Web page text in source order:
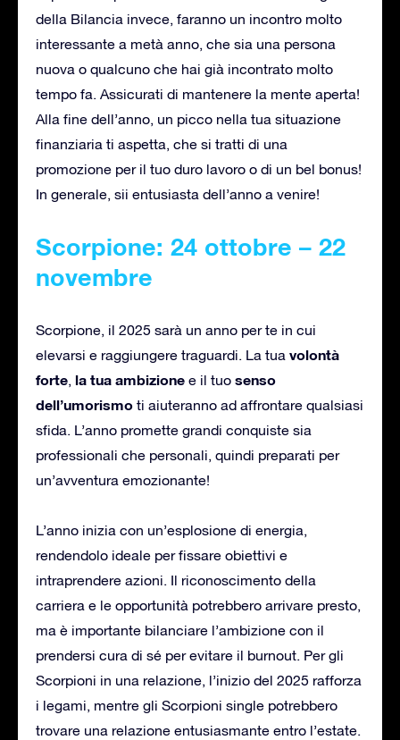
della Bilancia invece, faranno un incontro molto
interessante a metà anno, che sia una persona
nuova o qualcuno che hai già incontrato molto
tempo fa. Assicurati di mantenere la mente aperta!
Alla fine dell’anno, un picco nella tua situazione
finanziaria ti aspetta, che si tratti di una
promozione per il tuo duro lavoro o di un bel bonus!
In generale, sii entusiasta dell’anno a venire!
Scorpione: 24 ottobre – 22
novembre
Scorpione, il 2025 sarà un anno per te in cui
elevarsi e raggiungere traguardi. La tua volontà
forte, la tua ambizione e il tuo senso
dell’umorismo ti aiuteranno ad affrontare qualsiasi
sfida. L’anno promette grandi conquiste sia
professionali che personali, quindi preparati per
un’avventura emozionante!
L’anno inizia con un’esplosione di energia,
rendendolo ideale per fissare obiettivi e
intraprendere azioni. Il riconoscimento della
carriera e le opportunità potrebbero arrivare presto,
ma è importante bilanciare l’ambizione con il
prendersi cura di sé per evitare il burnout. Per gli
Scorpioni in una relazione, l’inizio del 2025 rafforza
i legami, mentre gli Scorpioni single potrebbero
trovare una relazione entusiasmante entro l’estate.